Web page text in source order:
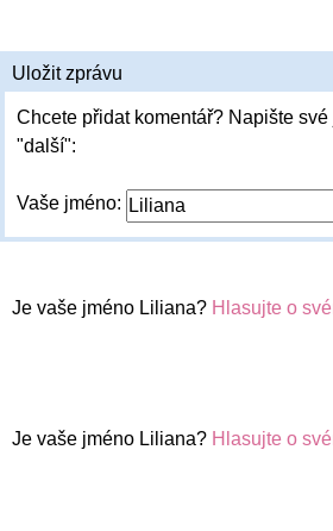
Uložit zprávu
Chcete přidat komentář? Napište
"další":
Vaše jméno:
Je vaše jméno Liliana? Hlasujte o
Je vaše jméno Liliana? Hlasujte o